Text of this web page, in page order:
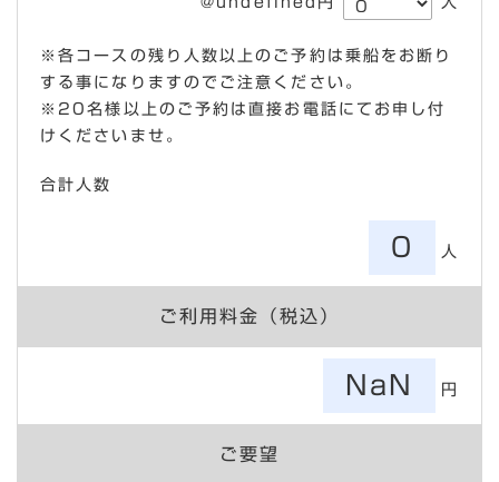
※各コースの残り人数以上のご予約は乗船をお断り
する事になりますのでご注意ください。
※20名様以上のご予約は直接お電話にてお申し付
けくださいませ。
合計人数
0 人
ご利用料金（税込）
NaN 円
ご要望